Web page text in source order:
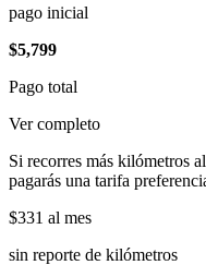
pago inicial
$5,799
Pago total
Ver completo
Si recorres más kilómetros
pagarás una tarifa
$331 al mes
sin reporte de kilómetros